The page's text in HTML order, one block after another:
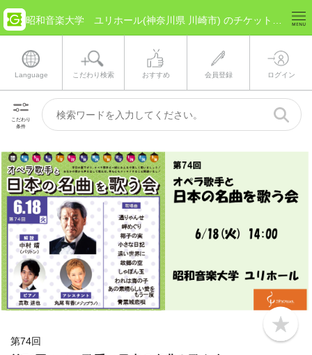
Language こだわり検索 おすすめ 会員登録 ログイン
こだわり
条件
b
o
第74回